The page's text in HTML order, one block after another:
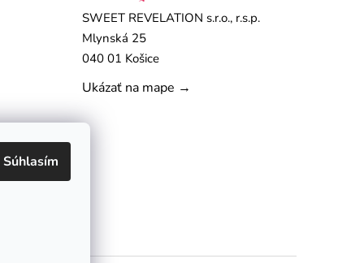
Súhlasím
SWEET REVELATION s.r.o., r.s.p.
Mlynská 25
040 01 Košice
Ukázať na mape →